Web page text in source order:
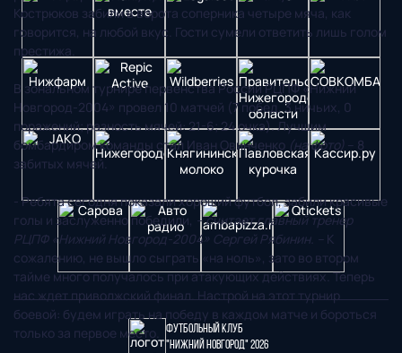
Кострюков забили в ворота соперника четыре мяча, как
говорится, на любой вкус. Гости сумели ответить лишь голом
престижа.
В зональном турнире первенства России РЦПФ «Нижний
Новгород-2004» провел 10 матчей (7 побед, 3 ничьих, 0
поражений; разность мячей: 21-6; 24 очка). Лучшим
бомбардиром команды стал Иван Овинченко (на фото) – 8
забитых мячей.
- Ребята сегодня показали хороший футбол, забили красивые
голы и заслуженно победили, – считает главный тренер
РЦПФ «Нижний Новгород-2004» Сергей Рябинин. – К
сожалению, не вышло сыграть «на ноль», зато во втором
тайме много получалось при атакующих действиях. Теперь
нас ждет приволжский финал. Настрой на этот турнир
боевой: будем играть на победу в каждом матче и бороться
только за первое место.
Футбольный клуб
"Нижний Новгород" 2026